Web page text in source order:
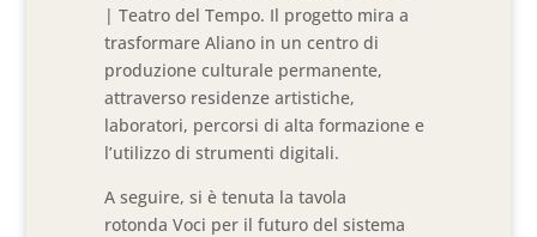
| Teatro del Tempo. Il progetto mira a
trasformare Aliano in un centro di
produzione culturale permanente,
attraverso residenze artistiche,
laboratori, percorsi di alta formazione e
l’utilizzo di strumenti digitali.
A seguire, si è tenuta la tavola
rotonda Voci per il futuro del sistema